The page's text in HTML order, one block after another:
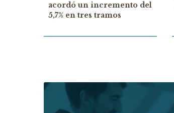
acordó un incremento del
5,7% en tres tramos